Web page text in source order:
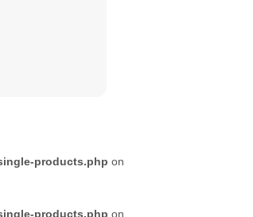
products.php on
products.php on